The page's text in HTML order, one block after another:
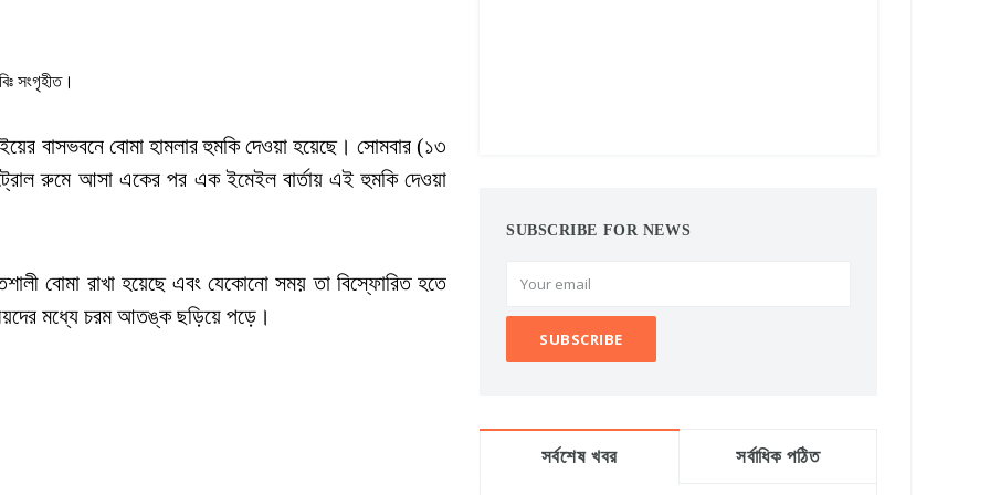
সংগৃহীত।
বাসভবনে বোমা হামলার হুমকি দেওয়া হয়েছে। সোমবার (১৩
রুমে আসা একের পর এক ইমেইল বার্তায় এই হুমকি দেওয়া
বোমা রাখা হয়েছে এবং যেকোনো সময় তা বিস্ফোরিত হতে
মধ্যে চরম আতঙ্ক ছড়িয়ে পড়ে।
SUBSCRIBE FOR NEWS
সর্বশেষ খবর সর্বাধিক পঠিত